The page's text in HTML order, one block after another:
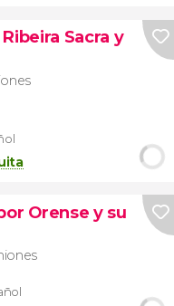
Sacra y
Orense y su